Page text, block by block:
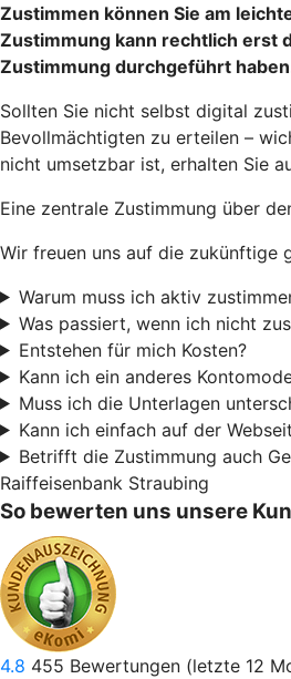
Zustimmen können Sie am
Zustimmung kann rechtlich erst
Zustimmung durchgeführt
Sollten Sie nicht selbst digital
Bevollmächtigten zu erteilen –
nicht umsetzbar ist, erhalten Sie
Eine zentrale Zustimmung über
Wir freuen uns auf die zukünftige
Warum muss ich aktiv
Was passiert, wenn ich nicht
Entstehen für mich Kosten?
Kann ich ein anderes
Muss ich die Unterlagen
Kann ich einfach auf der
Betrifft die Zustimmung auch
Raiffeisenbank Straubing
So bewerten uns unsere
4.8 455 Bewertungen (letzte 12